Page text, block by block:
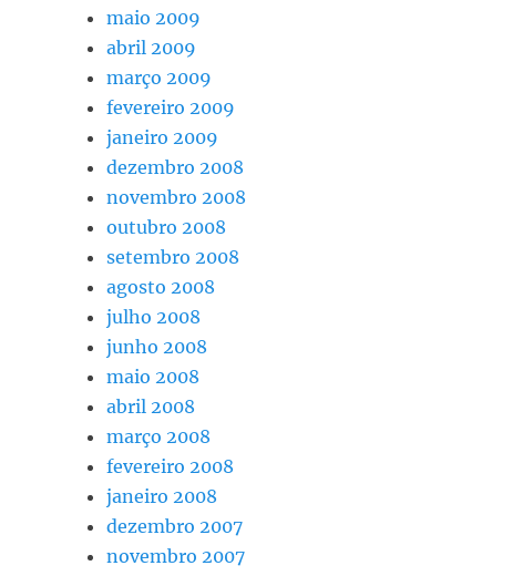
maio 2009
abril 2009
março 2009
fevereiro 2009
janeiro 2009
dezembro 2008
novembro 2008
outubro 2008
setembro 2008
agosto 2008
julho 2008
junho 2008
maio 2008
abril 2008
março 2008
fevereiro 2008
janeiro 2008
dezembro 2007
novembro 2007